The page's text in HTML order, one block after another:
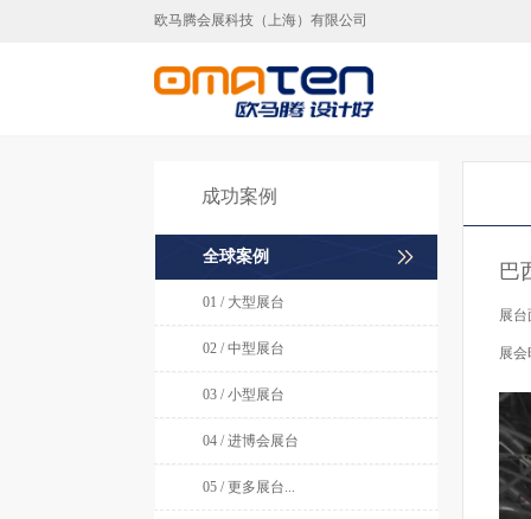
欧马腾会展科技（上海）有限公司
成功案例
全球案例
01 / 大型展台
02 / 中型展台
03 / 小型展台
04 / 进博会展台
05 / 更多展台...
巴
展台
展会